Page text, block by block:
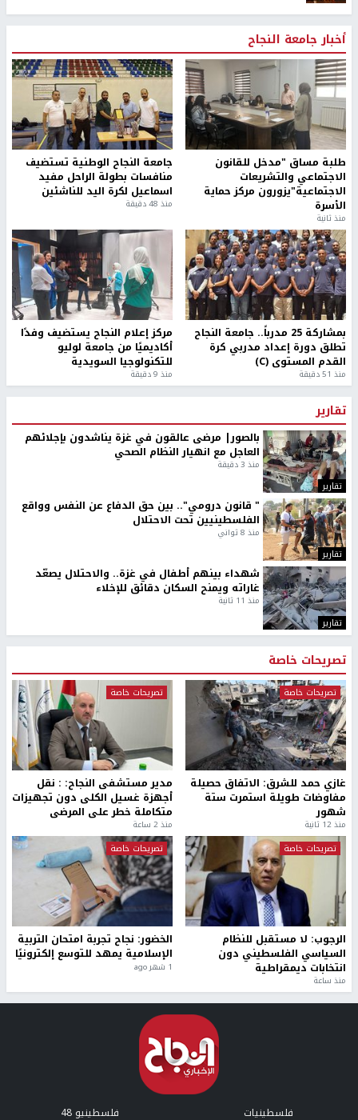
أخبار جامعة النجاح
طلبة مساق "مدخل للقانون
الاجتماعي والتشريعات
الاجتماعية"يزورون مركز حماية
الأسرة
منذ ثانية
جامعة النجاح الوطنية تستضيف
منافسات بطولة الراحل مفيد
اسماعيل لكرة اليد للناشئين
منذ 48 دقيقة
بمشاركة 25 مدرباً.. جامعة النجاح
تطلق دورة إعداد مدربي كرة
القدم المستوى (C)
منذ 51 دقيقة
مركز إعلام النجاح يستضيف وفدًا
أكاديميًا من جامعة لوليو
للتكنولوجيا السويدية
منذ 9 دقيقة
تقارير
تقارير
بالصور| مرضى عالقون في غزة يناشدون بإجلائهم
العاجل مع انهيار النظام الصحي
منذ 3 دقيقة
تقارير
" قانون درومي".. بين حق الدفاع عن النفس وواقع
الفلسطينيين تحت الاحتلال
منذ 8 ثواني
تقارير
شهداء بينهم أطفال في غزة.. والاحتلال يصعّد
غاراته ويمنح السكان دقائق للإخلاء
منذ 11 ثانية
تصريحات خاصة
تصريحات خاصة
غازي حمد للشرق: الاتفاق حصيلة
مفاوضات طويلة استمرت ستة
شهور
منذ 12 ثانية
تصريحات خاصة
مدير مستشفى النجاح: : نقل
أجهزة غسيل الكلى دون تجهيزات
متكاملة خطر على المرضى
منذ 2 ساعة
تصريحات خاصة
الرجوب: لا مستقبل للنظام
السياسي الفلسطيني دون
انتخابات ديمقراطية
منذ ساعة
تصريحات خاصة
الخضور: نجاح تجربة امتحان التربية
الإسلامية يمهد للتوسع إلكترونيًا
1 شهر ago
فلسطينيات فلسطينيو 48